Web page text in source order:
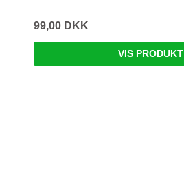
99,00 DKK
VIS PRODUKT